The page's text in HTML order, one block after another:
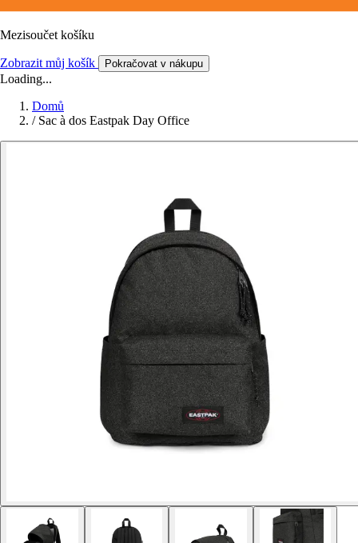
Mezisoučet košíku
Zobrazit můj košík Pokračovat v nákupu
Loading...
Domů
/ Sac à dos Eastpak Day Office